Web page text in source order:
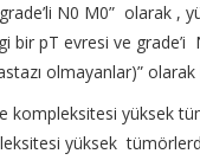
N0 M0” olarak ,
bir pT evresi ve
olmayanlar)”
yüksek
yüksek